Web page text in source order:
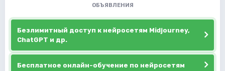
ОБЪЯВЛЕНИЯ
Безлимитный доступ к нейросетям Midjourney,
ChatGPT и др.
Бесплатное онлайн-обучение по нейросетям